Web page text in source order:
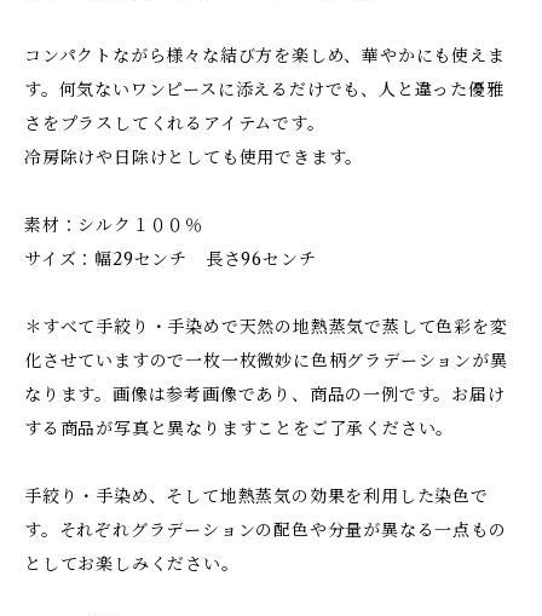
コンパクトながら様々な結び方を楽しめ、華やかにも使えま
す。何気ないワンピースに添えるだけでも、人と違った優雅
さをプラスしてくれるアイテムです。
冷房除けや日除けとしても使用できます。
素材：シルク１００％
サイズ：幅29センチ 長さ96センチ
＊すべて手絞り・手染めで天然の地熱蒸気で蒸して色彩を変
化させていますので一枚一枚微妙に色柄グラデーションが異
なります。画像は参考画像であり、商品の一例です。お届け
する商品が写真と異なりますことをご了承ください。
手絞り・手染め、そして地熱蒸気の効果を利用した染色で
す。それぞれグラデーションの配色や分量が異なる一点もの
としてお楽しみください。